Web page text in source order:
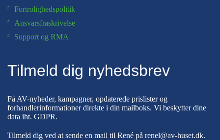
Fortrolighedspolitik
Ansvarsfraskrivelse
Support og RMA
Tilmeld dig nyhedsbrev
Få AV-nyheder, kampagner, opdaterede prislister og
forhandlerinformationer direkte i din mailboks. Vi beskytter dine
data iht. GDPR.
Tilmeld dig ved at sende en mail til René på renel@av-huset.dk.